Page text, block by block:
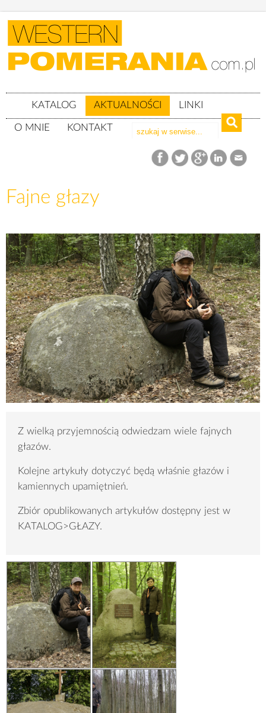
KATALOG AKTUALNOŚCI LINKI
O MNIE KONTAKT
Aktualności Fajne głazy
Fajne głazy
Z wielką przyjemnością odwiedzam wiele fajnych
głazów.
Kolejne artykuły dotyczyć będą właśnie głazów i
kamiennych upamiętnień.
Zbiór opublikowanych artykułów dostępny jest w
KATALOG>GŁAZY.